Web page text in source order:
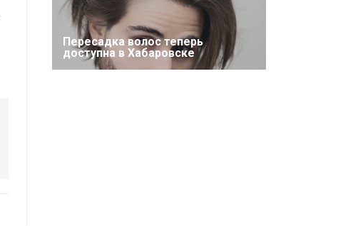
Пересадка волос теперь
доступна в Хабаровске